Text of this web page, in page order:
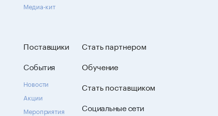
Медиа-кит
Поставщики
События
Новости
Акции
Мероприятия
Стать партнером
Обучение
Стать поставщиком
Социальные сети